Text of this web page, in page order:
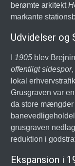
berømte arkitekt
markante
Udvidelser og
1905 blev
offentligt sidespor
lokal
Grusgraven var
da store mængder
grusgraven
reduktion i
Ekspansion i